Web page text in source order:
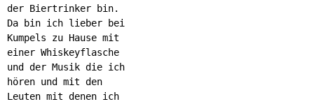
der Biertrinker bin.
Da bin ich lieber bei
Kumpels zu Hause mit
einer Whiskeyflasche
und der Musik die ich
hören und mit den
Leuten mit denen ich